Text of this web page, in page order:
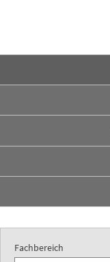
Fachbereich